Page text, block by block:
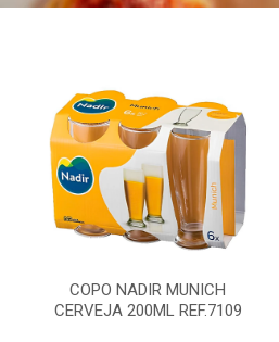
COPO NADIR MUNICH
CERVEJA 200ML REF.7109